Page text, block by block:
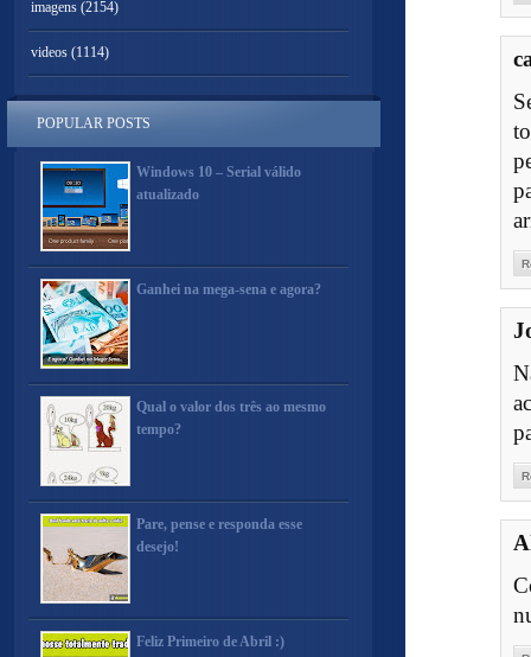
imagens (2154)
videos (1114)
POPULAR POSTS
Windows 10 – Serial válido
atualizado
Ganhei na mega-sena e agora?
Qual o valor dos três ao mesmo
tempo?
Pare, pense e responda esse
desejo!
Feliz Primeiro de Abril :)